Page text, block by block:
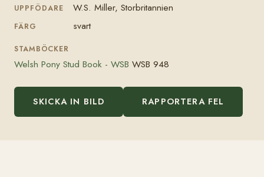
UPPFÖDARE W.S. Miller, Storbritannien
FÄRG svart
STAMBÖCKER
Welsh Pony Stud Book - WSB WSB 948
SKICKA IN BILD RAPPORTERA FEL